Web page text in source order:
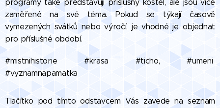
programy také představují příslušný kostel, ale jsou více
zaměřené na své téma. Pokud se týkají časově
vymezených svátků nebo výročí, je vhodné je objednat
pro příslušné období.
#mistnihistorie #krasa #ticho, #umeni
#vyznamnapamatka
Tlačítko pod tímto odstavcem Vás zavede na seznam